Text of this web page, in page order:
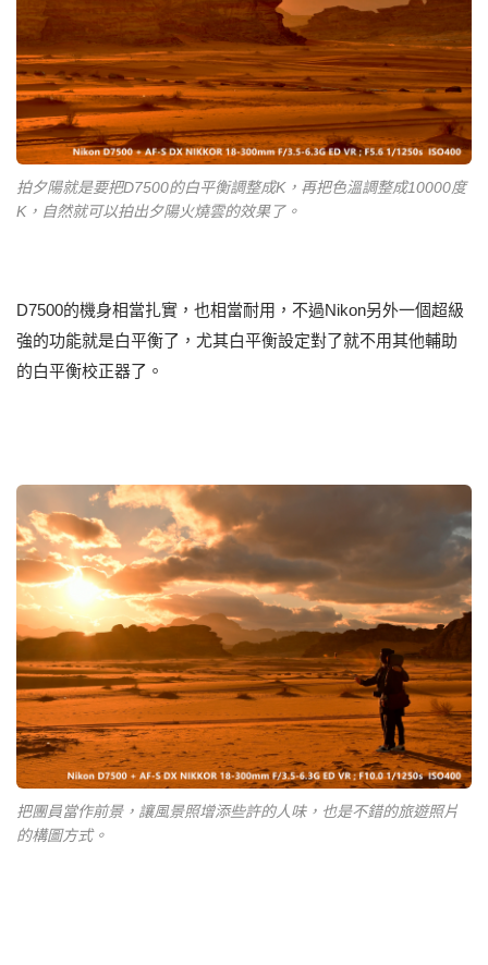
拍夕陽就是要把D7500的白平衡調整成K，再把色溫調整成10000度
K，自然就可以拍出夕陽火燒雲的效果了。
D7500的機身相當扎實，也相當耐用，不過Nikon另外一個超級
強的功能就是白平衡了，尤其白平衡設定對了就不用其他輔助
的白平衡校正器了。
把團員當作前景，讓風景照增添些許的人味，也是不錯的旅遊照片
的構圖方式。